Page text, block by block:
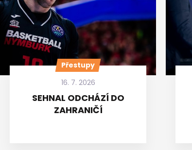
Přestupy
16. 7. 2026
SEHNAL ODCHÁZÍ DO
ZAHRANIČÍ